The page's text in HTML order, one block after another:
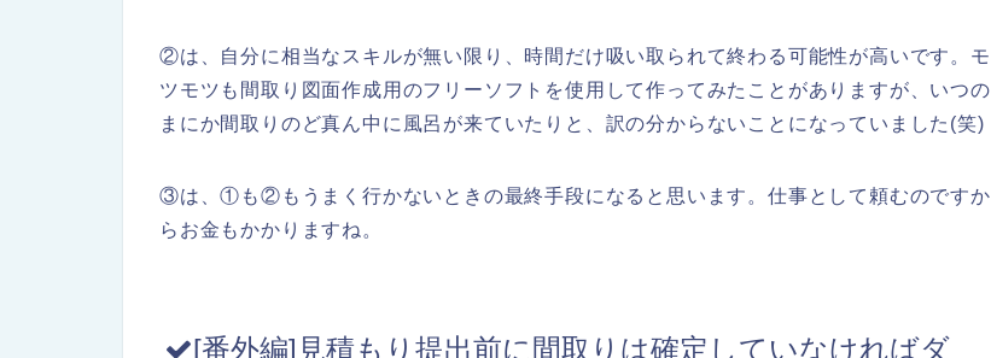
②は、自分に相当なスキルが無い限り、時間だけ吸い取られて終わる可能性が高いです。モ
ツモツも間取り図面作成用のフリーソフトを使用して作ってみたことがありますが、いつの
まにか間取りのど真ん中に風呂が来ていたりと、訳の分からないことになっていました(笑)
③は、①も②もうまく行かないときの最終手段になると思います。仕事として頼むのですか
らお金もかかりますね。
[番外編]見積もり提出前に間取りは確定していなければダ